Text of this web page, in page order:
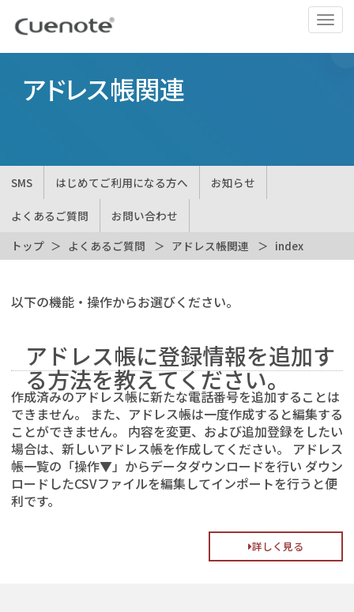
ナ
ビ
ゲ
切
アドレス帳関連
SMS はじめてご利用になる方へ お知らせ
よくあるご質問
お問い合わせ
トップ
よくあるご質問 アドレス帳関連 index
以下の機能・操作からお選びください。
アドレス帳に登録情報を追加す
る方法を教えてください。
作成済みのアドレス帳に新たな電話番号を追加することは
できません。 また、アドレス帳は一度作成すると編集する
ことができません。 内容を変更、および追加登録をしたい
場合は、新しいアドレス帳を作成してください。 アドレス
帳一覧の「操作▼」からデータダウンロードを行い ダウン
ロードしたCSVファイルを編集してインポートを行うと便
利です。
詳しく見る